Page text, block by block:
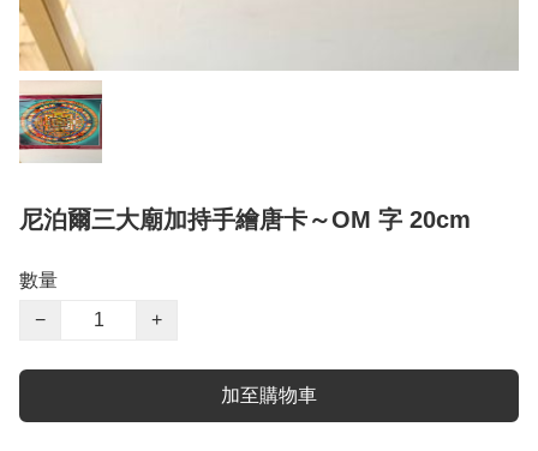
尼泊爾三大廟加持手繪唐卡～OM 字 20cm
數量
−
+
加至購物車